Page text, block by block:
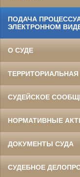
ПОДАЧА
ЭЛЕКТРОННОМ
О СУДЕ
СУДЕЙСКОЕ
НОРМАТИВНЫЕ
ДОКУМЕНТЫ СУДА
СУДЕБНОЕ